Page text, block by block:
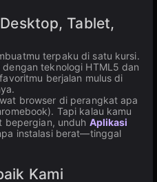
Tablet,
terpaku di satu kursi.
teknologi HTML5 dan
berjalan mulus di
browser di perangkat apa
Tapi kalau kamu
bepergian, unduh Aplikasi
instalasi berat—tinggal
Kami